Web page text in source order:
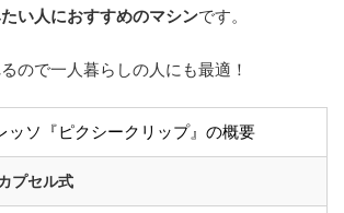
い人におすすめのマシンです。
ので一人暮らしの人にも最適！
ッソ『ピクシークリップ』の概要
プセル式